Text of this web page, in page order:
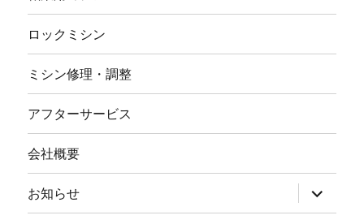
ロックミシン
ミシン修理・調整
アフターサービス
会社概要
お知らせ
ブ
メ